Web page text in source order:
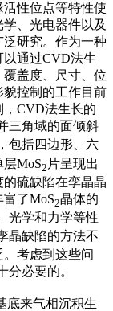
性位点等特性使
、光电器件以及
研究。作为一种
通过CVD法生
盖度、尺寸、位
控制的工作目前
CVD法生长的
三角域的面倾斜
包括四边形、六
MoS2 片呈现出
硫缺陷在孪晶晶
了MoS2晶体的
光学和力学等性
晶缺陷的方法不
考虑到这些问
分必要的。
底来气相沉积生